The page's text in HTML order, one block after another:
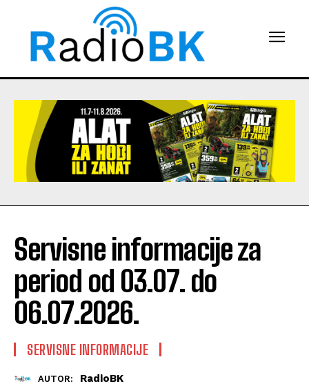
Servisne informacije za
period od 03.07. do
06.07.2026.
SERVISNE INFORMACIJE
AUTOR: RadioBK